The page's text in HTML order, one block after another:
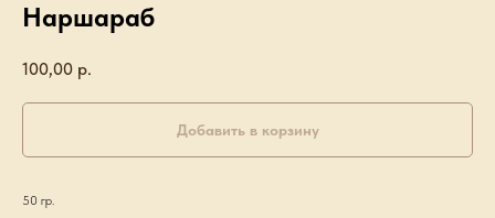
Наршараб
100,00 р.
Добавить в корзину
50 гр.